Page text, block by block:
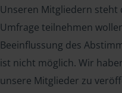
Unseren Mitgliedern steht
Umfrage teilnehmen
Beeinflussung des
ist nicht möglich. Wir
unsere Mitglieder zu